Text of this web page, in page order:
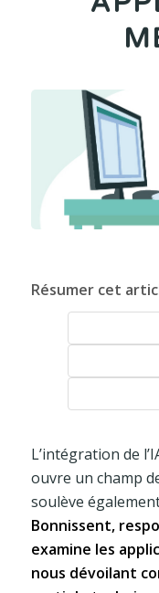
Résumer cet
L’intégration de
ouvre un champ
soulève
Bonnissent,
examine les
nous dévoilant